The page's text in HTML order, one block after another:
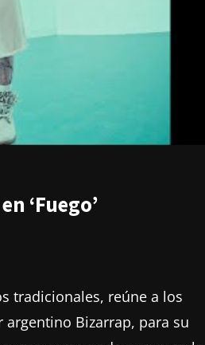
‘Fuego’
tradicionales, reúne a los
Bizarrap, para su